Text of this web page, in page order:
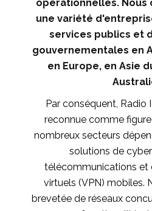
opérationnelles. Nous
une variété
services publics et
gouvernementales en
en Europe, en Asie
Par conséquent, Radio
reconnue comme
nombreux secteurs
solutions de
télécommunications et
virtuels (VPN) mobiles.
brevetée de réseaux